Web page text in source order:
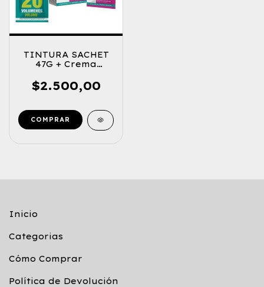
TINTURA SACHET
47G + Crema
$2.500,00
COMPRAR
Inicio
Categorias
Cómo Comprar
Política de Devolución